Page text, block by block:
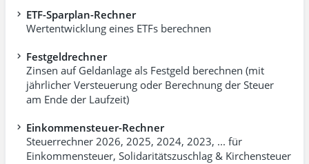
ETF-Sparplan-Rechner
Wertentwicklung eines ETFs berechnen
Festgeldrechner
Zinsen auf Geldanlage als Festgeld berechnen (mit
jährlicher Versteuerung oder Berechnung der Steuer
am Ende der Laufzeit)
Einkommensteuer-Rechner
Steuerrechner 2026, 2025, 2024, 2023, ... für
Einkommen­steuer, Soli­dari­täts­zuschlag & Kirchensteuer